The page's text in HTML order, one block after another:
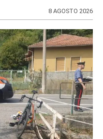
8 AGOSTO 2026